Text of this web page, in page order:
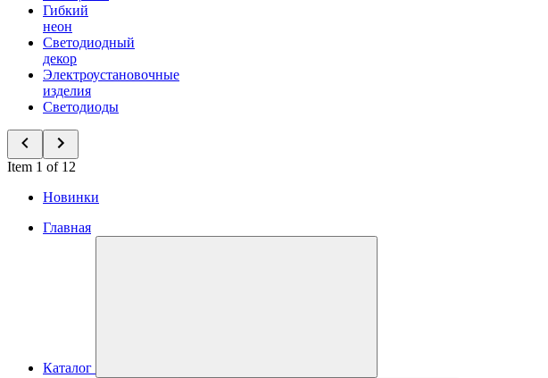
Гибкий
неон
Светодиодный
декор
Электроустановочные
изделия
Светодиоды
Item 1 of 12
Новинки
Главная
Каталог